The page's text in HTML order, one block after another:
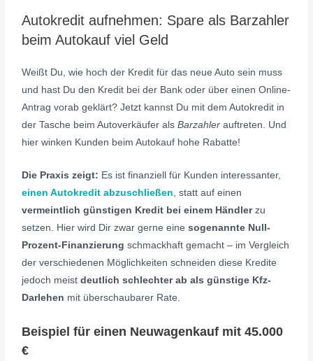
Autokredit aufnehmen: Spare als Barzahler
beim Autokauf viel Geld
Weißt Du, wie hoch der Kredit für das neue Auto sein muss
und hast Du den Kredit bei der Bank oder über einen Online-
Antrag vorab geklärt? Jetzt kannst Du mit dem Autokredit in
der Tasche beim Autoverkäufer alsBarzahler auftreten. Und
hier winken Kunden beim Autokauf hohe Rabatte!
Die Praxis zeigt: Es ist finanziell für Kunden interessanter,
einen Autokredit abzuschließen , statt auf einen
vermeintlich günstigen Kredit bei einem Händlerzu
setzen. Hier wird Dir zwar gerne einesogenannte Null-
Prozent-Finanzierung schmackhaft gemacht – im Vergleich
der verschiedenen Möglichkeiten schneiden diese Kredite
jedoch meistdeutlich schlechter ab als günstige Kfz-
Darlehen mit überschaubarer Rate.
Beispiel für einen Neuwagenkauf mit 45.000
€